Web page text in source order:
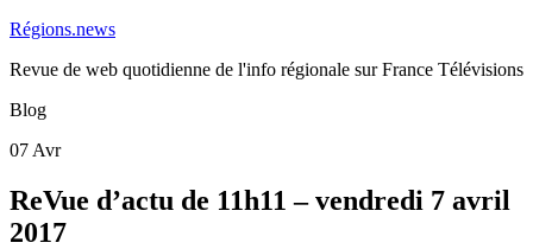
Régions.news
Revue de web quotidienne de l'info régionale sur France Télévisions
Blog
07 Avr
ReVue d’actu de 11h11 – vendredi 7 avril
2017